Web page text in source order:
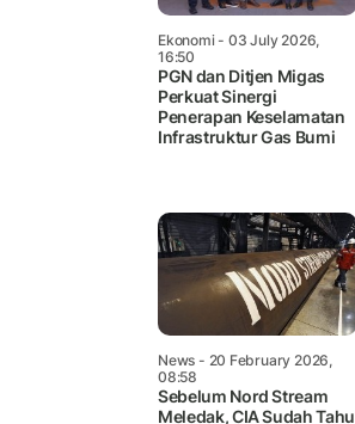
Ekonomi- 03 July 2026,
16:50
PGN dan Ditjen Migas
Perkuat Sinergi
Penerapan Keselamatan
Infrastruktur Gas Bumi
News - 20 February 2026,
08:58
Sebelum Nord Stream
Meledak, CIA Sudah Tahu